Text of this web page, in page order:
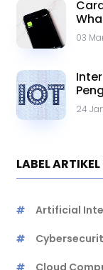
03
24
LABEL
Artificial
Cloud